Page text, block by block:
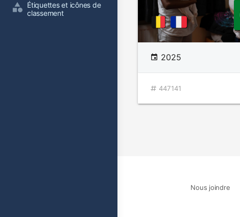
Étiquettes et icônes de
classement
2025
447141
Nous joindre